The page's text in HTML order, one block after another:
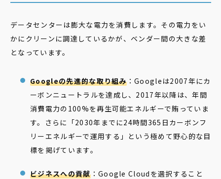
データセンターは膨大な電力を消費します。その電力をい
かにクリーンに調達しているかが、ベンダー間の大きな差
となっています。
Googleの先進的な取り組み：Googleは2007年にカ
ーボンニュートラルを達成し、2017年以降は、年間
消費電力の100%を再生可能エネルギーで賄っていま
す。さらに「2030年までに24時間365日カーボンフ
リーエネルギーで運用する」という極めて野心的な目
標を掲げています。
ビジネスへの貢献：Google Cloudを選択すること